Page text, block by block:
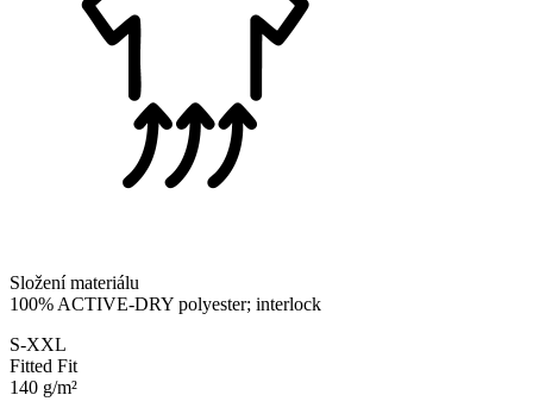
Složení materiálu
100% ACTIVE-DRY polyester; interlock
S-XXL
Fitted Fit
140 g/m²